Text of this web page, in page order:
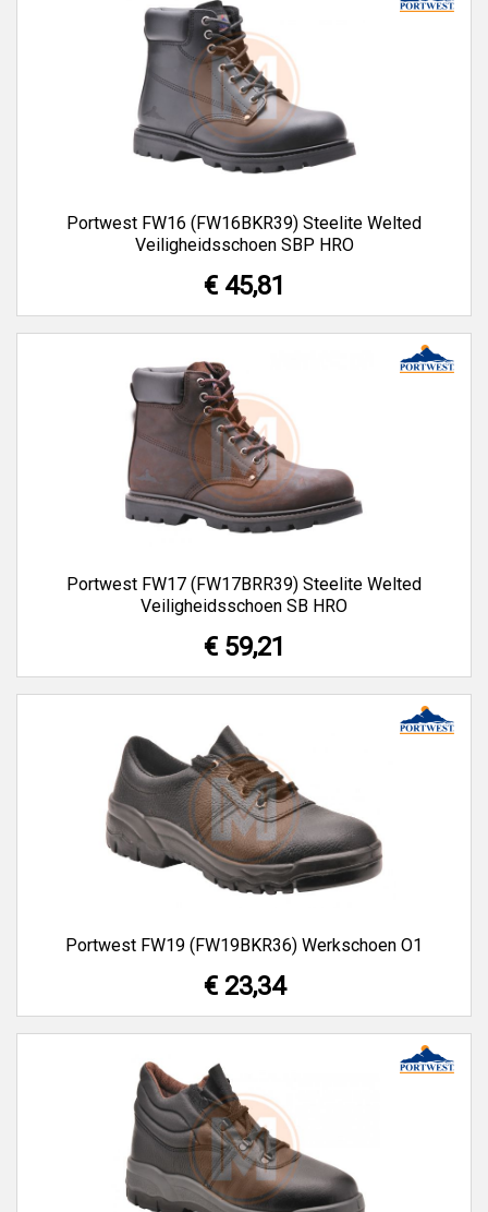
Portwest FW16 (FW16BKR39) Steelite Welted
Veiligheidsschoen SBP HRO
€ 45,81
Portwest FW17 (FW17BRR39) Steelite Welted
Veiligheidsschoen SB HRO
€ 59,21
Portwest FW19 (FW19BKR36) Werkschoen O1
€ 23,34